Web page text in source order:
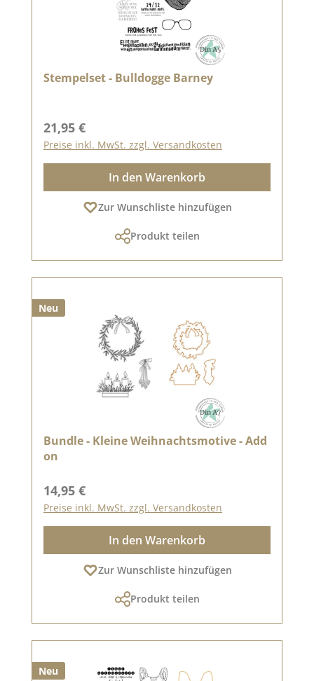
Stempelset - Bulldogge Barney
Regulärer Preis:
21,95 €
Preise inkl. MwSt. zzgl. Versandkosten
In den Warenkorb
Zur Wunschliste hinzufügen
Produkt teilen
Neu
Bundle - Kleine Weihnachtsmotive - Add
on
Regulärer Preis:
14,95 €
Preise inkl. MwSt. zzgl. Versandkosten
In den Warenkorb
Zur Wunschliste hinzufügen
Produkt teilen
Neu